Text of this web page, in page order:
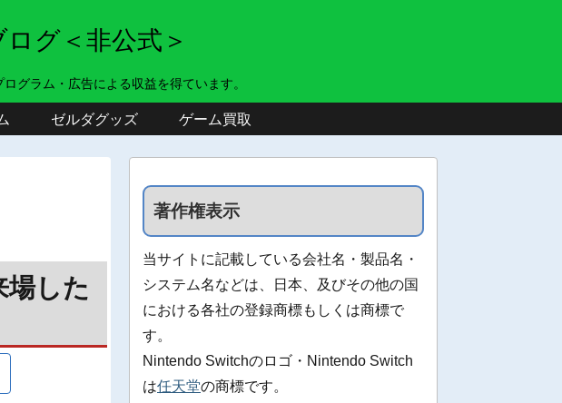
グ＜非公式＞
グラム・広告による収益を得ています。
ゼルダグッズ ゲーム買取
場した
著作権表示
当サイトに記載している会社名・製品名・
システム名などは、日本、及びその他の国
における各社の登録商標もしくは商標で
す。
Nintendo Switchのロゴ・Nintendo Switch
は任天堂の商標です。